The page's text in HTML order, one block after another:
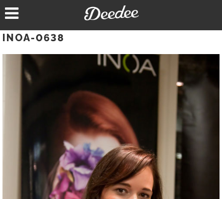
au
INOA-0638